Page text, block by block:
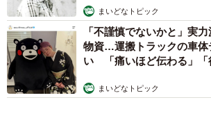
いに私たちのそばで警戒しながらもく
れるようになったのです」
「その後、3匹はすっかり甘えん坊にな
雪深い冬を暖かく過ごしました。保護主
伝えると、わざわざ家まで会いに来て
まいどなトピック
「不謹慎でないかと」実
物資…運搬トラックの車体
い 「痛いほど伝わる」「
まいどなトピック